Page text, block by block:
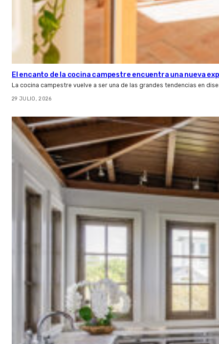
El encanto de la cocina campestre encuentra una nueva
La cocina campestre vuelve a ser una de las grandes tendencias en
29 JULIO, 2026